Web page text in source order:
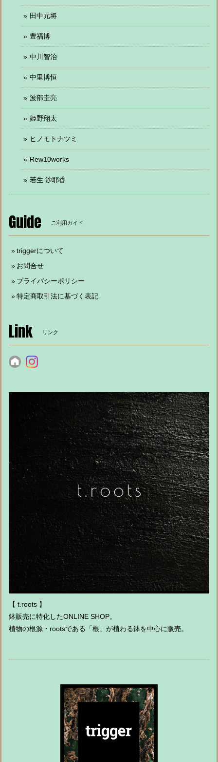
田中元将
豊福博
中川智治
中里博恒
波部圭亮
姫野翔太
ヒノモトナツミ
Rew10works
若生 沙耶香
Guide ご利用ガイド
triggerについて
お問合せ
プライバシーポリシー
特定商取引法に基づく表記
Link リンク
【 t.roots 】
鉢販売に特化したONLINE SHOP。
植物の根源・rootsである「根」が植わる鉢を中心に販売。